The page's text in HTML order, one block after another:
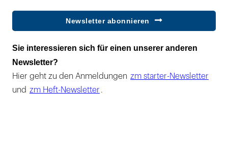
Newsletter abonnieren
Sie interessieren sich für einen unserer anderen
Newsletter?
Hier geht zu den Anmeldungen zm starter-Newsletter
und zm Heft-Newsletter .